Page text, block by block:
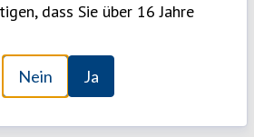
dass Sie über 16 Jahre
Nein Ja
April 2024 10:00 Teilen